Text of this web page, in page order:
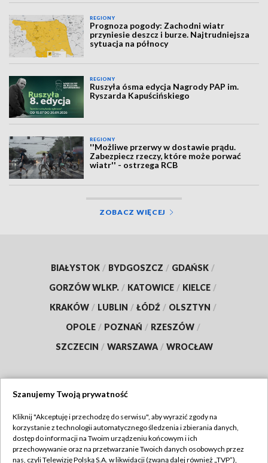
REGIONY
Prognoza pogody: Zachodni wiatr
przyniesie deszcz i burze. Najtrudniejsza
sytuacja na północy
REGIONY
Ruszyła ósma edycja Nagrody PAP im.
Ryszarda Kapuścińskiego
REGIONY
''Możliwe przerwy w dostawie prądu.
Zabezpiecz rzeczy, które może porwać
wiatr'' - ostrzega RCB
ZOBACZ WIĘCEJ
BIAŁYSTOK / BYDGOSZCZ / GDAŃSK /
GORZÓW WLKP. / KATOWICE / KIELCE /
KRAKÓW / LUBLIN / ŁÓDŹ / OLSZTYN /
OPOLE / POZNAŃ / RZESZÓW /
SZCZECIN / WARSZAWA / WROCŁAW
TVP
Abonament TVP
Regulamin TVP
Szanujemy Twoją prywatność
Kliknij "Akceptuję i przechodzę do serwisu", aby wyrazić zgody na
korzystanie z technologii automatycznego śledzenia i zbierania danych,
dostęp do informacji na Twoim urządzeniu końcowym i ich
przechowywanie oraz na przetwarzanie Twoich danych osobowych przez
nas, czyli Telewizję Polską S.A. w likwidacji (zwaną dalej również „TVP”),